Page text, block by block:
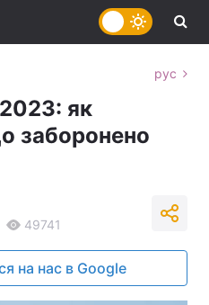
рус
як
заборонено
49741
на нас в Google